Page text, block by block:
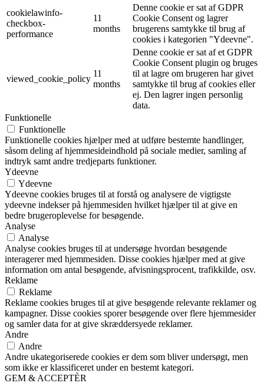
cookielawinfo-
checkbox-
performance
11
months
Denne cookie er sat af GDPR
Cookie Consent og lagrer
brugerens samtykke til brug af
cookies i kategorien "Ydeevne".
viewed_cookie_policy
11
months
Denne cookie er sat af et GDPR
Cookie Consent plugin og bruges
til at lagre om brugeren har givet
samtykke til brug af cookies eller
ej. Den lagrer ingen personlig
data.
Funktionelle
Funktionelle
Funktionelle cookies hjælper med at udføre bestemte handlinger,
såsom deling af hjemmesideindhold på sociale medier, samling af
indtryk samt andre tredjeparts funktioner.
Ydeevne
Ydeevne
Ydeevne cookies bruges til at forstå og analysere de vigtigste
ydeevne indekser på hjemmesiden hvilket hjælper til at give en
bedre brugeroplevelse for besøgende.
Analyse
Analyse
Analyse cookies bruges til at undersøge hvordan besøgende
interagerer med hjemmesiden. Disse cookies hjælper med at give
information om antal besøgende, afvisningsprocent, trafikkilde, osv.
Reklame
Reklame
Reklame cookies bruges til at give besøgende relevante reklamer og
kampagner. Disse cookies sporer besøgende over flere hjemmesider
og samler data for at give skræddersyede reklamer.
Andre
Andre
Andre ukategoriserede cookies er dem som bliver undersøgt, men
som ikke er klassificeret under en bestemt kategori.
GEM & ACCEPTÈR